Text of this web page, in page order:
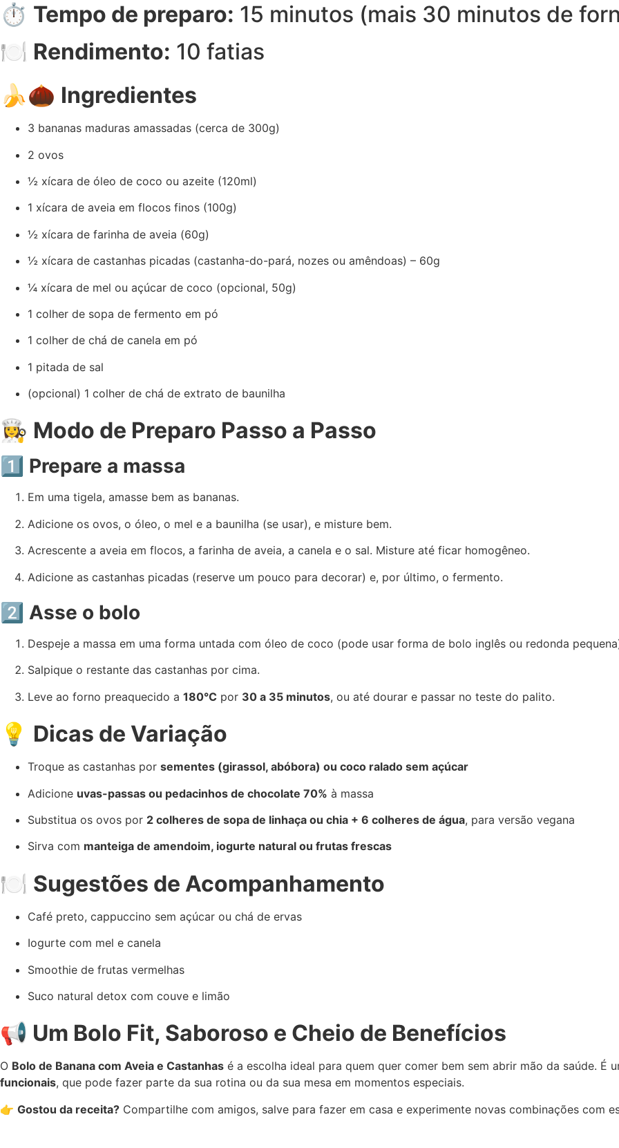
⏱️ Tempo de preparo: 15 minutos (mais 30 minutos de
🍽️ Rendimento: 10 fatias
🍌🌰 Ingredientes
3 bananas maduras amassadas (cerca de 300g)
2 ovos
½ xícara de óleo de coco ou azeite (120ml)
1 xícara de aveia em flocos finos (100g)
½ xícara de farinha de aveia (60g)
½ xícara de castanhas picadas (castanha-do-pará, nozes ou amêndoas) – 60g
¼ xícara de mel ou açúcar de coco (opcional, 50g)
1 colher de sopa de fermento em pó
1 colher de chá de canela em pó
1 pitada de sal
(opcional) 1 colher de chá de extrato de baunilha
👩‍🍳 Modo de Preparo Passo a Passo
1️⃣ Prepare a massa
Em uma tigela, amasse bem as bananas.
Adicione os ovos, o óleo, o mel e a baunilha (se usar), e misture bem.
Acrescente a aveia em flocos, a farinha de aveia, a canela e o sal. Misture até ficar homogêneo.
Adicione as castanhas picadas (reserve um pouco para decorar) e, por último, o fermento.
2️⃣ Asse o bolo
Despeje a massa em uma forma untada com óleo de coco (pode usar forma de bolo inglês ou redonda
Salpique o restante das castanhas por cima.
Leve ao forno preaquecido a 180°C por 30 a 35 minutos, ou até dourar e passar no teste do palito.
💡 Dicas de Variação
Troque as castanhas por sementes (girassol, abóbora) ou coco ralado sem açúcar
Adicione uvas-passas ou pedacinhos de chocolate 70% à massa
Substitua os ovos por 2 colheres de sopa de linhaça ou chia + 6 colheres de água, para versão vegana
Sirva com manteiga de amendoim, iogurte natural ou frutas frescas
🍽️ Sugestões de Acompanhamento
Café preto, cappuccino sem açúcar ou chá de ervas
Iogurte com mel e canela
Smoothie de frutas vermelhas
Suco natural detox com couve e limão
📢 Um Bolo Fit, Saboroso e Cheio de Benefícios
O Bolo de Banana com Aveia e Castanhas é a escolha ideal para quem quer comer bem sem abrir mão da saúde. É
funcionais, que pode fazer parte da sua rotina ou da sua mesa em momentos especiais.
👉 Gostou da receita? Compartilhe com amigos, salve para fazer em casa e experimente novas combinações com